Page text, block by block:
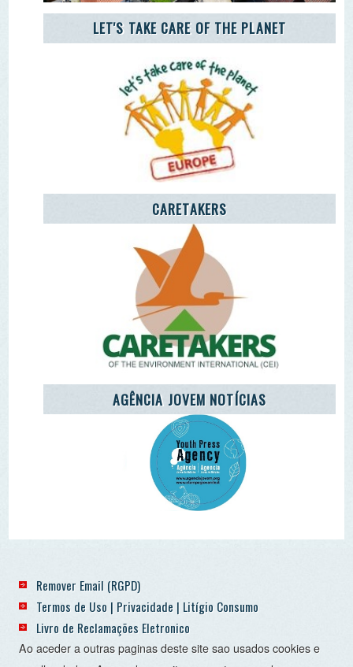
AGÊNCIA JOVEM NOTÍCIAS
Termos de Uso | Privacidade | Litígio Consumo
Livro de Reclamações Eletronico
Ao aceder a outras paginas deste site sao usados cookies e
recolha dados. Ao aceder ao site consente o uso dos
mesmo sob o RGPD. Sim.